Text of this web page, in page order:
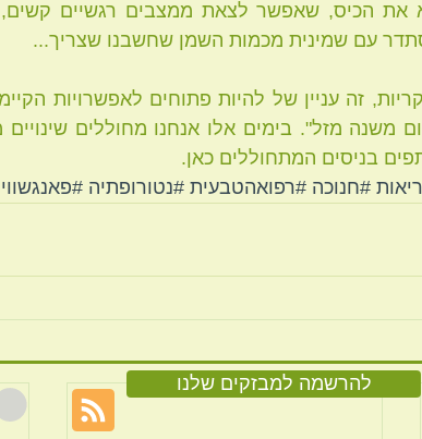
עם שמינית מכמות השמן שחשבנו שצריך...
בניסים המתחוללים כאן.
#חנוכה #רפואהטבעית #נטורופתיה #פאנגשווי
להרשמה למבזקים שלנו